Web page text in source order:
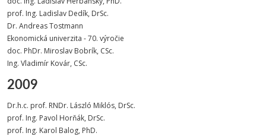
prof. Ing. Ladislav Dedík, DrSc.
Dr. Andreas Tostmann
Ekonomická univerzita - 70. výročie
doc. PhDr. Miroslav Bobrík, CSc.
Ing. Vladimír Kovár, CSc.
2009
Dr.h.c. prof. RNDr. László Miklós, DrSc.
prof. Ing. Pavol Horňák, DrSc.
prof. Ing. Karol Balog, PhD.